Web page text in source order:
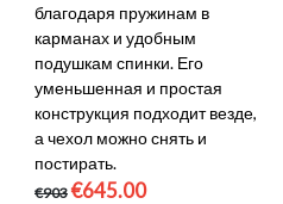
благодаря пружинам в
карманах и удобным
подушкам спинки. Его
уменьшенная и простая
конструкция подходит везде,
а чехол можно снять и
постирать.
€903 €645.00